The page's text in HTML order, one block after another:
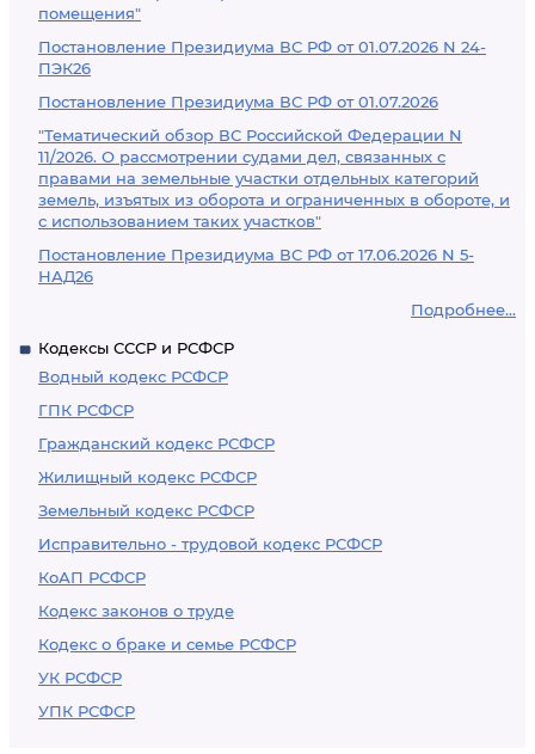
помещения"
Постановление Президиума ВС РФ от 01.07.2026 N 24-
ПЭК26
Постановление Президиума ВС РФ от 01.07.2026
"Тематический обзор ВС Российской Федерации N
11/2026. О рассмотрении судами дел, связанных с
правами на земельные участки отдельных категорий
земель, изъятых из оборота и ограниченных в обороте, и
с использованием таких участков"
Постановление Президиума ВС РФ от 17.06.2026 N 5-
НАД26
Подробнее...
Кодексы СССР и РСФСР
Водный кодекс РСФСР
ГПК РСФСР
Гражданский кодекс РСФСР
Жилищный кодекс РСФСР
Земельный кодекс РСФСР
Исправительно - трудовой кодекс РСФСР
КоАП РСФСР
Кодекс законов о труде
Кодекс о браке и семье РСФСР
УК РСФСР
УПК РСФСР